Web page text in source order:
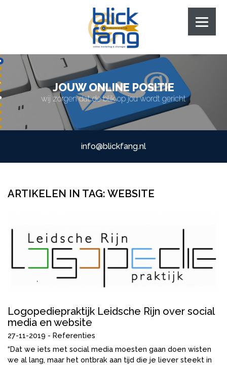
JOUW ONLINE POSITIE
wij zorgen dat de blik op jou wordt gericht
info@blickfang.nl
ARTIKELEN IN TAG: WEBSITE
Logopediepraktijk Leidsche Rijn over social
media en website
27-11-2019 - Referenties
“Dat we iets met social media moesten gaan doen wisten
we al lang, maar het ontbrak aan tijd die je liever steekt in